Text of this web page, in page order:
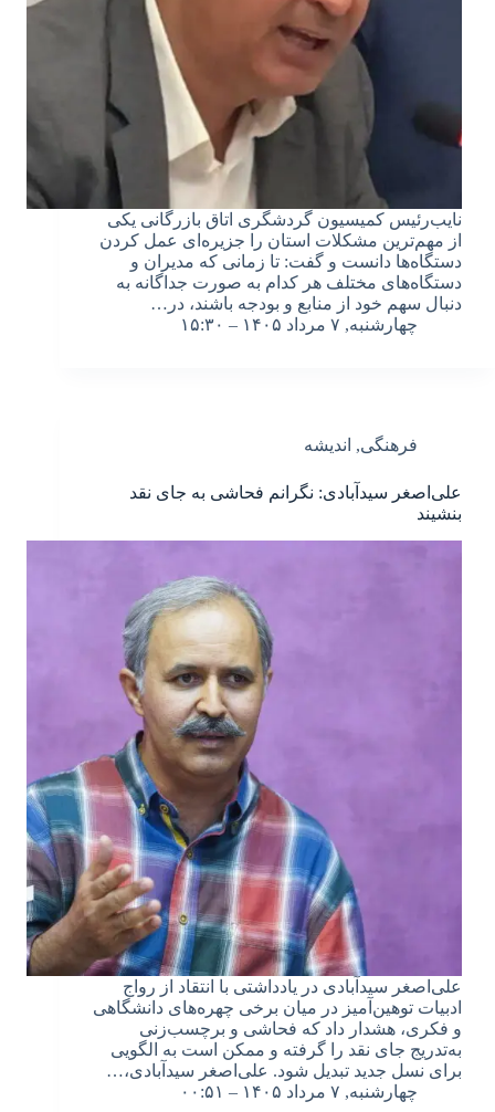
نایب‌رئیس کمیسیون گردشگری اتاق بازرگانی یکی
از مهم‌ترین مشکلات استان را جزیره‌ای عمل کردن
دستگاه‌ها دانست و گفت: تا زمانی که مدیران و
دستگاه‌های مختلف هر کدام به صورت جداگانه به
دنبال سهم خود از منابع و بودجه باشند، در…
چهارشنبه, ۷ مرداد ۱۴۰۵ – ۱۵:۳۰
فرهنگی, اندیشه
علی‌اصغر سیدآبادی: نگرانم فحاشی به جای نقد
بنشیند
علی‌اصغر سیدآبادی در یادداشتی با انتقاد از رواج
ادبیات توهین‌آمیز در میان برخی چهره‌های دانشگاهی
و فکری، هشدار داد که فحاشی و برچسب‌زنی
به‌تدریج جای نقد را گرفته و ممکن است به الگویی
برای نسل جدید تبدیل شود. علی‌اصغر سیدآبادی،…
چهارشنبه, ۷ مرداد ۱۴۰۵ – ۰۰:۵۱